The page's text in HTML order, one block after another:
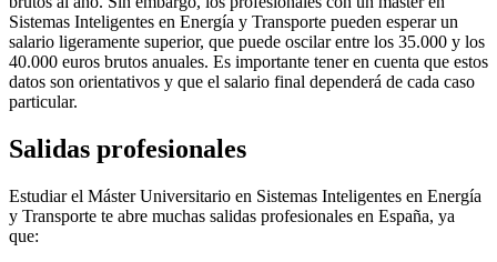
Sistemas Inteligentes en Energía y Transporte pueden esperar un
salario ligeramente superior, que puede oscilar entre los 35.000 y los
40.000 euros brutos anuales. Es importante tener en cuenta que estos
datos son orientativos y que el salario final dependerá de cada caso
particular.
Salidas profesionales
Estudiar el Máster Universitario en Sistemas Inteligentes en Energía
y Transporte te abre muchas salidas profesionales en España, ya
que: